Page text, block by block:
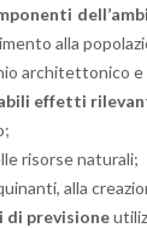
alla
ar­chi­tet­to­ni­co
ef­fet­ti
ri­sor­se na­tu­ra­li;
alla
di pre­vi­sio­ne